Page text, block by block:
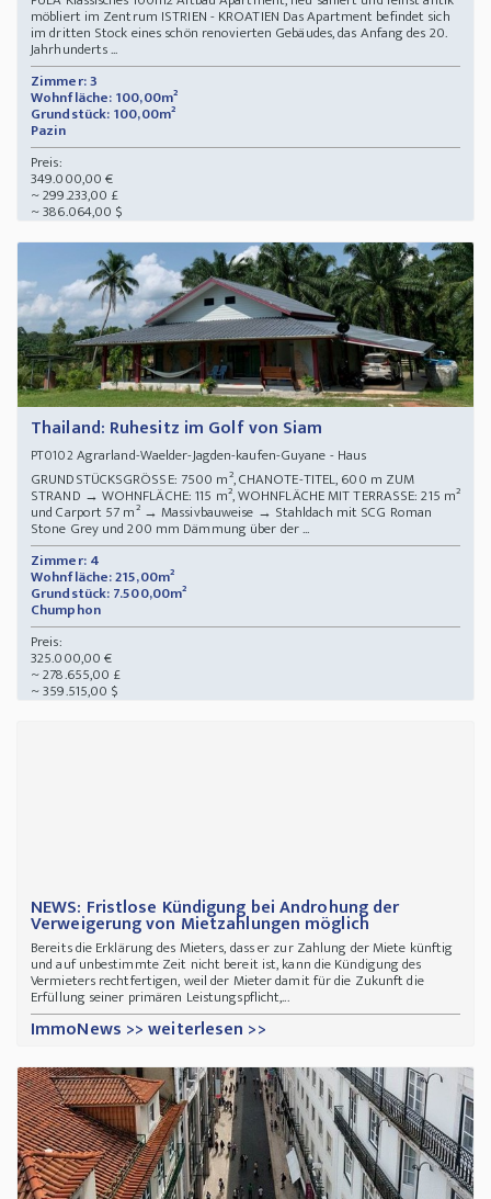
möbliert im Zentrum ISTRIEN - KROATIEN Das Apartment befindet sich
im dritten Stock eines schön renovierten Gebäudes, das Anfang des 20.
Jahrhunderts ...
Zimmer: 3
Wohnfläche: 100,00m²
Grundstück: 100,00m²
Pazin
Preis:
349.000,00 €
~ 299.233,00 £
~ 386.064,00 $
Thailand: Ruhesitz im Golf von Siam
PT0102Agrarland-Waelder-Jagden-kaufen-Guyane - Haus
GRUNDSTÜCKSGRÖSSE: 7500 m², CHANOTE-TITEL, 600 m ZUM
STRAND → WOHNFLÄCHE: 115 m², WOHNFLÄCHE MIT TERRASSE: 215 m²
und Carport 57 m² → Massivbauweise → Stahldach mit SCG Roman
Stone Grey und 200 mm Dämmung über der ...
Zimmer: 4
Wohnfläche: 215,00m²
Grundstück: 7.500,00m²
Chumphon
Preis:
325.000,00 €
~ 278.655,00 £
~ 359.515,00 $
NEWS: Fristlose Kündigung bei Androhung der
Verweigerung von Mietzahlungen möglich
Bereits die Erklärung des Mieters, dass er zur Zahlung der Miete künftig
und auf unbestimmte Zeit nicht bereit ist, kann die Kündigung des
Vermieters rechtfertigen, weil der Mieter damit für die Zukunft die
Erfüllung seiner primären Leistungspflicht,...
ImmoNews >> weiterlesen >>